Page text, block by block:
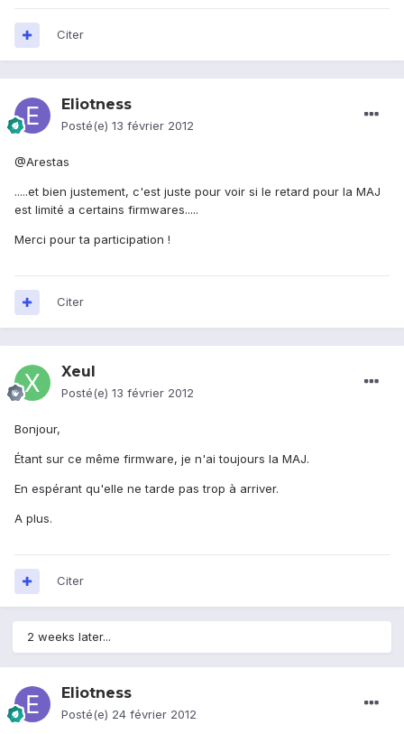
Citer
Eliotness
Posté(e) 13 février 2012
@Arestas
.....et bien justement, c'est juste pour voir si le retard pour la MAJ
est limité a certains firmwares.....
Merci pour ta participation !
Citer
Xeul
Posté(e) 13 février 2012
Bonjour,
Étant sur ce même firmware, je n'ai toujours la MAJ.
En espérant qu'elle ne tarde pas trop à arriver.
A plus.
Citer
2 weeks later...
Eliotness
Posté(e) 24 février 2012